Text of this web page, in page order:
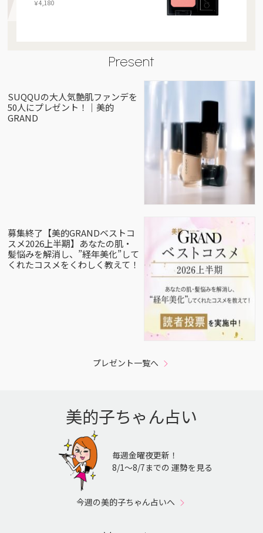
￥4,180
Present
SUQQUの大人気艶肌ファンデを
50人にプレゼント！｜美的
GRAND
募集終了【美的GRANDベストコ
スメ2026上半期】あなたの肌・
髪悩みを解消し、”経年美化”して
くれたコスメをくわしく教えて！
プレゼント一覧へ
美的子ちゃん占い
毎週金曜夜更新！
8/1〜8/7までの 運勢を見る
今週の美的子ちゃん占いへ